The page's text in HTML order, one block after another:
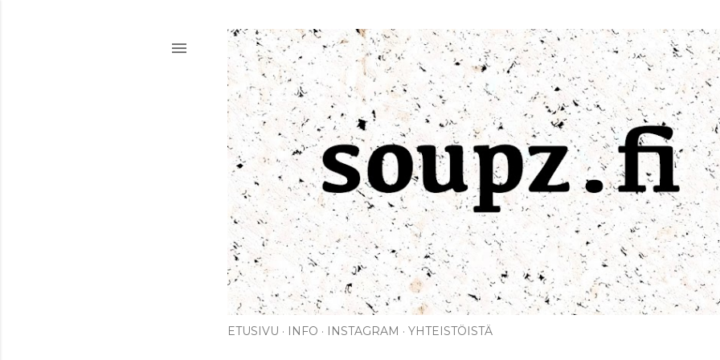
ETUSIVU INFO INSTAGRAM YHTEISTÖISTÄ